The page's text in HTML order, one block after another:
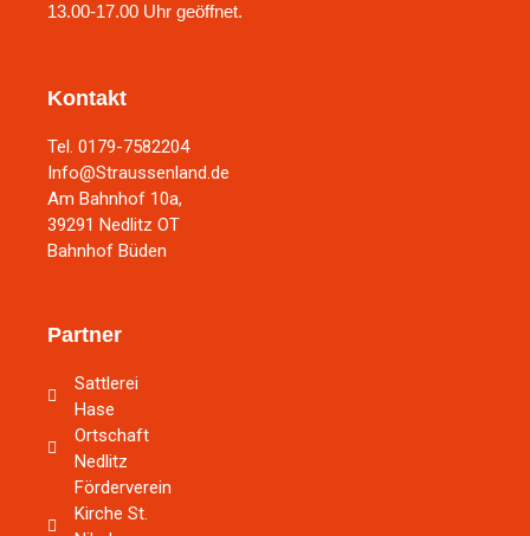
Kontakt
Tel. 0179-7582204
Info@Straussenland.de
Am Bahnhof 10a,
39291 Nedlitz OT
Bahnhof Büden
Partner
Sattlerei
Hase
Ortschaft
Nedlitz
Förderverein
Kirche St.
13.00-17.00 Uhr geöffnet.